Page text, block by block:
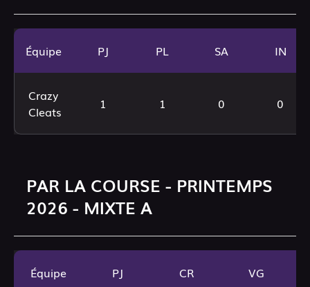
Équipe PJ PL SA IN
Crazy
Cleats
1 1 0 0
PAR LA COURSE - PRINTEMPS
2026 - MIXTE A
Équipe PJ CR VG